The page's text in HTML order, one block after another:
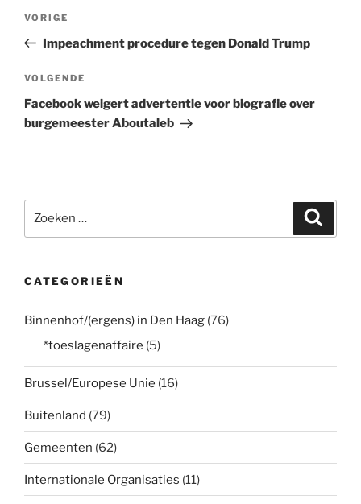
Vorig
bericht
VORIGE
Impeachment procedure tegen Donald Trump
Volgend
bericht
VOLGENDE
Facebook weigert advertentie voor biografie over
burgemeester Aboutaleb
naar:
CATEGORIEËN
Binnenhof/(ergens) in Den Haag (76)
*toeslagenaffaire (5)
Brussel/Europese Unie (16)
Buitenland (79)
Gemeenten (62)
Internationale Organisaties (11)